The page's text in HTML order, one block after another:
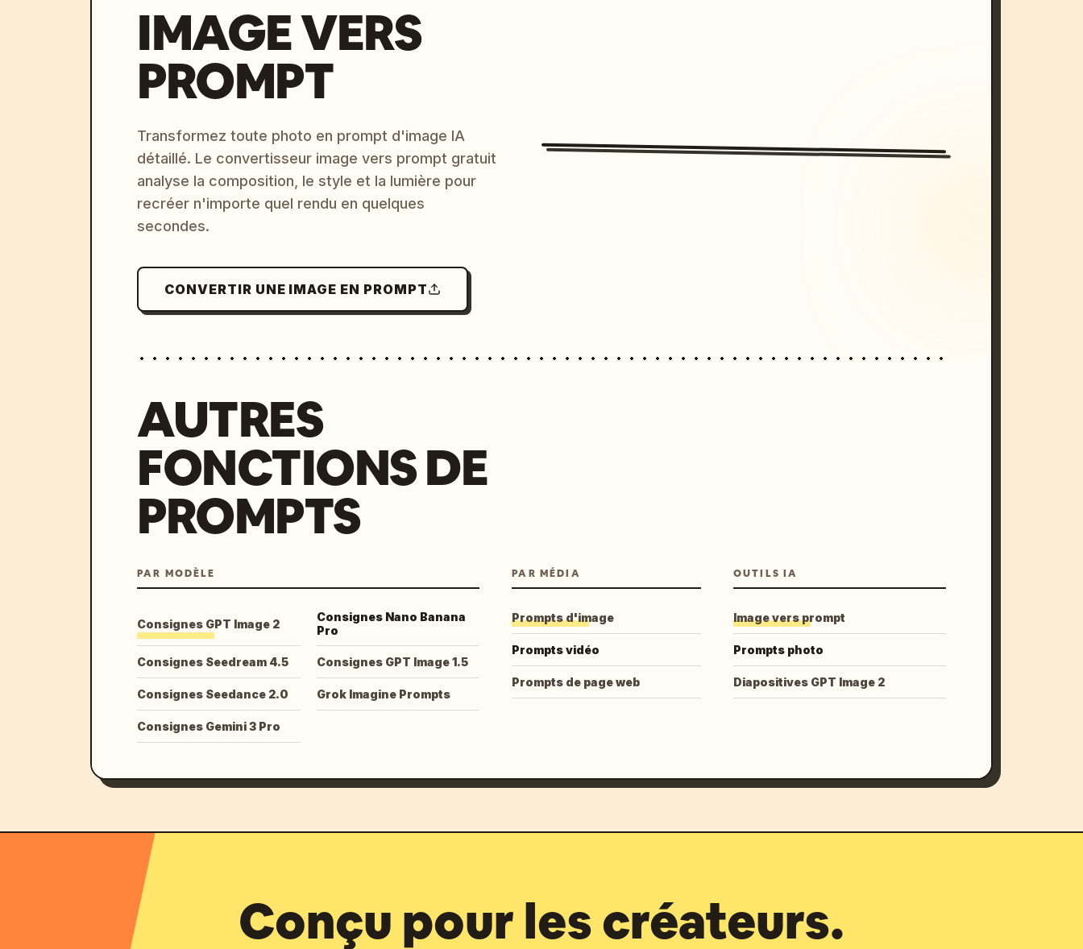
IMAGE VERS
PROMPT
Transformez toute photo en prompt d'image IA
détaillé. Le convertisseur image vers prompt gratuit
analyse la composition, le style et la lumière pour
recréer n'importe quel rendu en quelques
secondes.
CONVERTIR UNE IMAGE EN PROMPT
AUTRES
FONCTIONS DE
PROMPTS
PAR MODÈLE
Consignes GPT Image 2
Consignes Nano Banana
Pro
Consignes Seedream 4.5 Consignes GPT Image 1.5
Consignes Seedance 2.0 Grok Imagine Prompts
Consignes Gemini 3 Pro
PAR MÉDIA
Prompts d'image
Prompts vidéo
Prompts de page web
OUTILS IA
Image vers prompt
Prompts photo
Diapositives GPT Image 2
Conçu pour les créateurs.